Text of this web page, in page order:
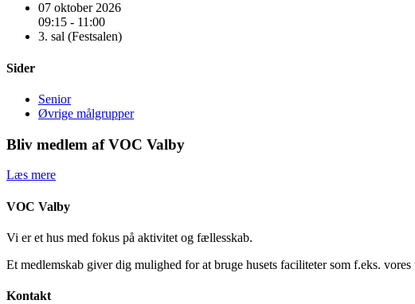
07 oktober 2026
09:15 - 11:00
3. sal (Festsalen)
Sider
Senior
Øvrige målgrupper
Bliv medlem af VOC Valby
Læs mere
VOC Valby
Vi er et hus med fokus på aktivitet og fællesskab.
Et medlemskab giver dig mulighed for at bruge husets faciliteter som f.eks.
Kontakt